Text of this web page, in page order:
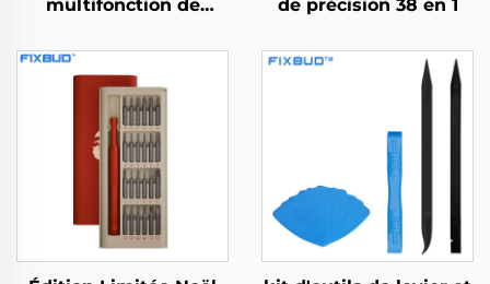
multifonction de
de précision 38 en 1